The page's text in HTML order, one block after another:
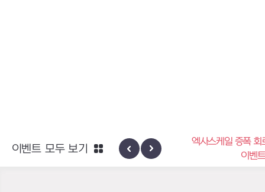
엑사스케일 증폭 회로 보급 터미널
이벤트
하이반의 엑
이벤트 모두 보기